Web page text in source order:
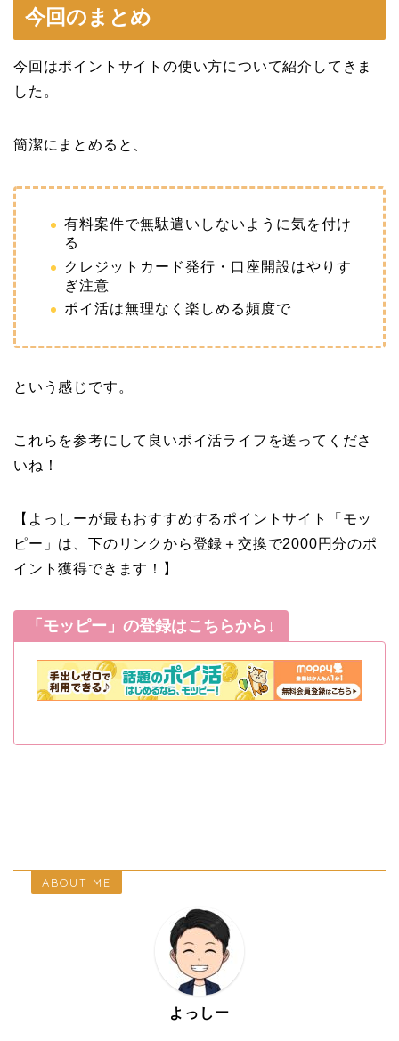
今回のまとめ
今回はポイントサイトの使い方について紹介してきま
した。
簡潔にまとめると、
有料案件で無駄遣いしないように気を付け
る
クレジットカード発行・口座開設はやりす
ぎ注意
ポイ活は無理なく楽しめる頻度で
という感じです。
これらを参考にして良いポイ活ライフを送ってくださ
いね！
【よっしーが最もおすすめするポイントサイト「モッ
ピー」は、下のリンクから登録＋交換で2000円分のポ
イント獲得できます！】
「モッピー」の登録はこちらから↓
ABOUT ME
よっしー